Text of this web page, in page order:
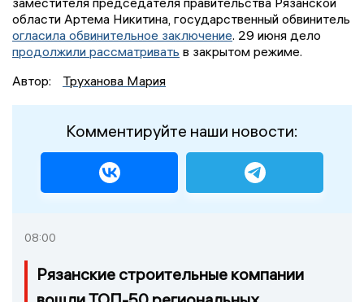
области Артема Никитина, государственный обвинитель
огласила обвинительное заключение. 29 июня дело
продолжили рассматривать в закрытом режиме.
Автор:
Труханова Мария
Комментируйте наши новости:
08:00
Рязанские строительные компании